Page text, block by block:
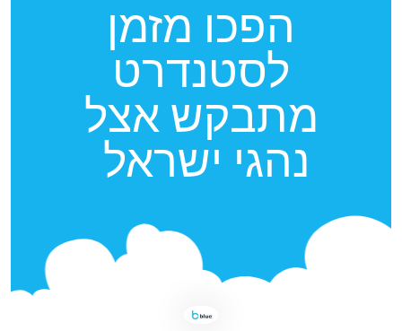
הפכו מזמן
לסטנדרט
מתבקש אצל
נהגי ישראל